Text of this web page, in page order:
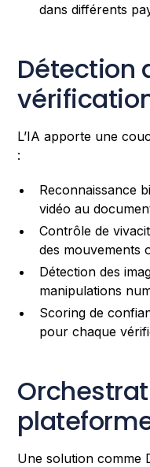
dans différents
Détection
L’IA apporte une
:
Reconnaissance
vidéo au
Contrôle de
des mouvements
Détection des
manipulations
Scoring de
pour chaque
Une solution comme